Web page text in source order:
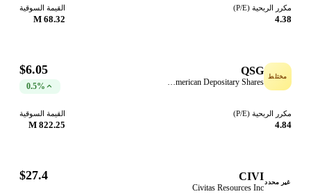
مكرر الربحية (P/E)
4.38
القيمة السوقية
68.32 M
مختلط QSG
QuantaSing Group Limited American Depositary Shares
$6.05
0.5%
مكرر الربحية (P/E)
4.84
القيمة السوقية
822.25 M
غير محدد CIVI
Civitas Resources Inc
$27.4